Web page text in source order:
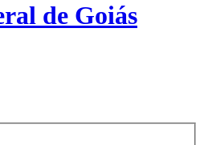
de Goiás